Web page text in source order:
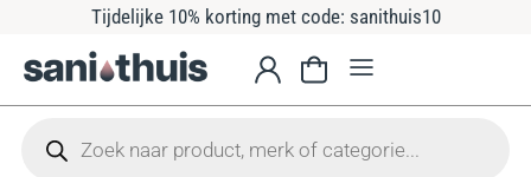
Tijdelijke 10% korting met code: sanithuis10